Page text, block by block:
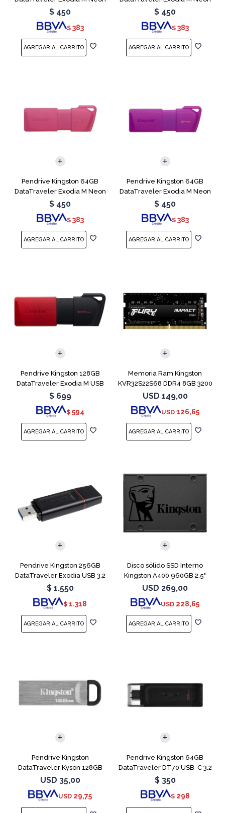
Blue
$ 450
$ 383
Green
$ 450
$ 383
Pendrive Kingston 64GB
DataTraveler Exodia M Neon
Pink
$ 450
$ 383
Pendrive Kingston 64GB
DataTraveler Exodia M Neon
Purple
$ 450
$ 383
Pendrive Kingston 128GB
DataTraveler Exodia M USB
3.2
$ 699
$ 594
Memoria Ram Kingston
KVR32S22S68 DDR4 8GB 3200
MHz Sodimm
USD 149,00
USD 126,65
Pendrive Kingston 256GB
DataTraveler Exodia USB 3.2
$ 1.550
$ 1.318
Disco sólido SSD Interno
Kingston A400 960GB 2.5"
SATA 3
USD 269,00
USD 228,65
Pendrive Kingston
DataTraveler Kyson 128GB
USB 3.2
USD 35,00
USD 29,75
Pendrive Kingston 64GB
DataTraveler DT70 USB-C 3.2
$ 350
$ 298